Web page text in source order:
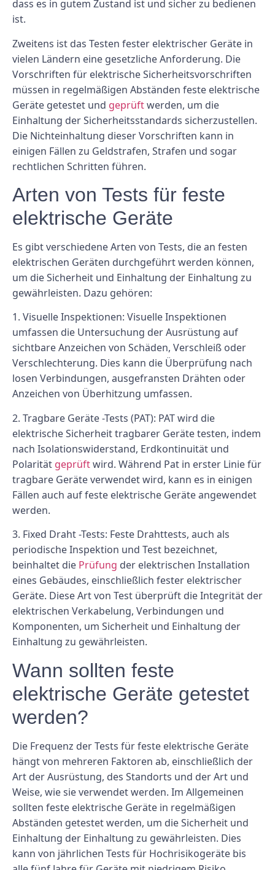
dass es in gutem Zustand ist und sicher zu bedienen
ist.
Zweitens ist das Testen fester elektrischer Geräte in
vielen Ländern eine gesetzliche Anforderung. Die
Vorschriften für elektrische Sicherheitsvorschriften
müssen in regelmäßigen Abständen feste elektrische
Geräte getestet und geprüftwerden, um die
Einhaltung der Sicherheitsstandards sicherzustellen.
Die Nichteinhaltung dieser Vorschriften kann in
einigen Fällen zu Geldstrafen, Strafen und sogar
rechtlichen Schritten führen.
Arten von Tests für feste
elektrische Geräte
Es gibt verschiedene Arten von Tests, die an festen
elektrischen Geräten durchgeführt werden können,
um die Sicherheit und Einhaltung der Einhaltung zu
gewährleisten. Dazu gehören:
1. Visuelle Inspektionen: Visuelle Inspektionen
umfassen die Untersuchung der Ausrüstung auf
sichtbare Anzeichen von Schäden, Verschleiß oder
Verschlechterung. Dies kann die Überprüfung nach
losen Verbindungen, ausgefransten Drähten oder
Anzeichen von Überhitzung umfassen.
2. Tragbare Geräte -Tests (PAT): PAT wird die
elektrische Sicherheit tragbarer Geräte testen, indem
nach Isolationswiderstand, Erdkontinuität und
Polarität geprüftwird. Während Pat in erster Linie für
tragbare Geräte verwendet wird, kann es in einigen
Fällen auch auf feste elektrische Geräte angewendet
werden.
3. Fixed Draht -Tests: Feste Drahttests, auch als
periodische Inspektion und Test bezeichnet,
beinhaltet die Prüfung der elektrischen Installation
eines Gebäudes, einschließlich fester elektrischer
Geräte. Diese Art von Test überprüft die Integrität der
elektrischen Verkabelung, Verbindungen und
Komponenten, um Sicherheit und Einhaltung der
Einhaltung zu gewährleisten.
Wann sollten feste
elektrische Geräte getestet
werden?
Die Frequenz der Tests für feste elektrische Geräte
hängt von mehreren Faktoren ab, einschließlich der
Art der Ausrüstung, des Standorts und der Art und
Weise, wie sie verwendet werden. Im Allgemeinen
sollten feste elektrische Geräte in regelmäßigen
Abständen getestet werden, um die Sicherheit und
Einhaltung der Einhaltung zu gewährleisten. Dies
kann von jährlichen Tests für Hochrisikogeräte bis